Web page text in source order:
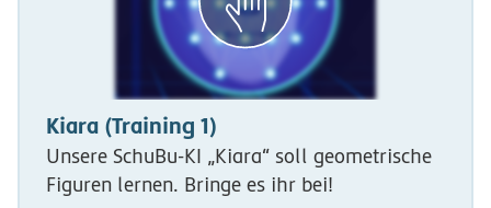
Kiara (Training 1)
Unsere SchuBu-KI „Kiara“ soll geometrische
Figuren lernen. Bringe es ihr bei!